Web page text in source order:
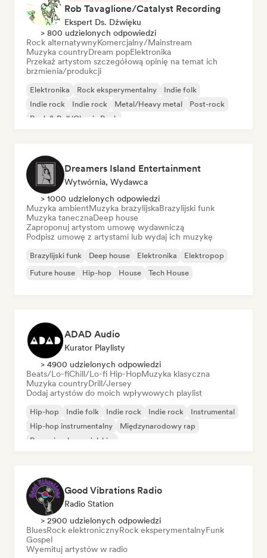
Rob Tavaglione/Catalyst Recording
Ekspert Ds. Dźwięku
> 800 udzielonych odpowiedzi
Rock alternatywnyKomercjalny/Mainstream
Muzyka countryDream popElektronika
Przekaż artystom szczegółową opinię na temat ich
brzmienia/produkcji
Elektronika Rock eksperymentalny
Indie folk
Indie rock
Indie rock Metal/Heavy metal
Post-rock
Rock & Roll/Classic Rock
Dreamers Island Entertainment
Wytwórnia, Wydawca
> 1000 udzielonych odpowiedzi
Muzyka ambientMuzyka brazylijskaBrazylijski funk
Muzyka tanecznaDeep house
Zaproponuj artystom umowę wydawniczą
Podpisz umowę z artystami lub wydaj ich muzykę
Brazylijski funk Deep house Elektronika
Elektropop
Future house
Hip-hop House Tech House
ADAD Audio
Kurator Playlisty
> 4900 udzielonych odpowiedzi
Beats/Lo-fiChill/Lo-fi Hip-HopMuzyka klasyczna
Muzyka countryDrill/Jersey
Dodaj artystów do moich wpływowych playlist
Hip-hop Indie folk Indie rock Indie rock
Instrumental
Hip-hop instrumentalny
Międzynarodowy rap
Rap w języku angielskim
Good Vibrations Radio
Radio Station
> 2900 udzielonych odpowiedzi
BluesRock elektronicznyRock eksperymentalnyFunk
Gospel
Wyemituj artystów w radio